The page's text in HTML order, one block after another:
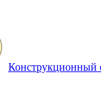
Конструкционный